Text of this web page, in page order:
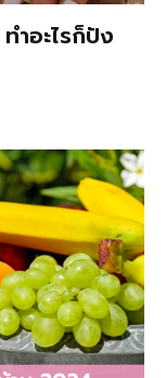
ำอะไรก็ปัง